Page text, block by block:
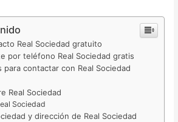
Real Sociedad gratuito
por teléfono Real Sociedad gratis
para contactar con Real Sociedad
Real Sociedad
Sociedad
y dirección de Real Sociedad